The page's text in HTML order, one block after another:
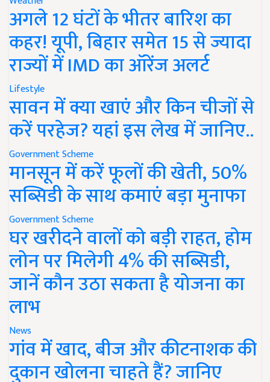
अगले 12 घंटों के भीतर बारिश का
कहर! यूपी, बिहार समेत 15 से ज्यादा
राज्यों में IMD का ऑरेंज अलर्ट
Lifestyle
सावन में क्या खाएं और किन चीजों से
करें परहेज? यहां इस लेख में जानिए..
Government Scheme
मानसून में करें फूलों की खेती, 50%
सब्सिडी के साथ कमाएं बड़ा मुनाफा
Government Scheme
घर खरीदने वालों को बड़ी राहत, होम
लोन पर मिलेगी 4% की सब्सिडी,
जानें कौन उठा सकता है योजना का
लाभ
News
गांव में खाद, बीज और कीटनाशक की
दुकान खोलना चाहते हैं? जानिए